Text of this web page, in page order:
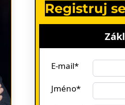
Registruj
E-mail*
Jméno*